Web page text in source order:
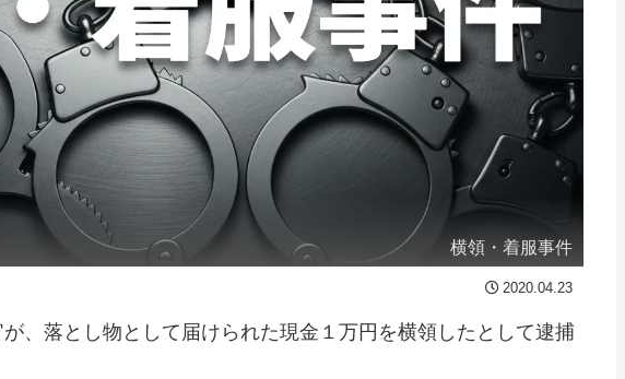
横領・着服事件
2020.04.23
、落とし物として届けられた現金１万円を横領したとして逮捕